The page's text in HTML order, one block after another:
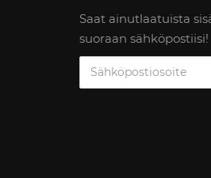
Saat ainutlaatuista
suoraan sähköpostiisi!